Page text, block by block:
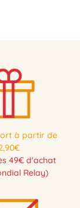
à partir de
49€ d'achat
Relay)